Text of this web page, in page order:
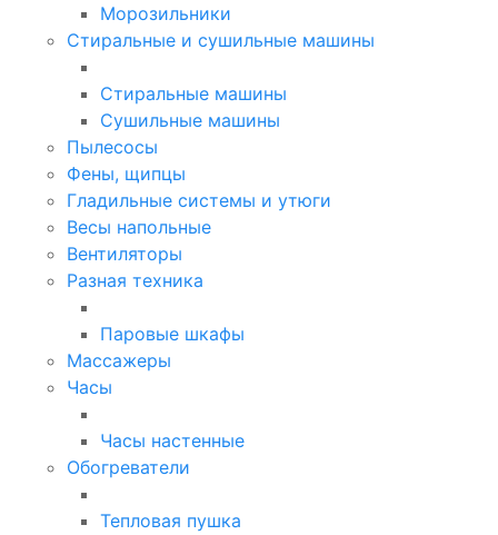
Морозильники
Стиральные и сушильные машины
Стиральные машины
Сушильные машины
Пылесосы
Фены, щипцы
Гладильные системы и утюги
Весы напольные
Вентиляторы
Разная техника
Паровые шкафы
Массажеры
Часы
Часы настенные
Обогреватели
Тепловая пушка